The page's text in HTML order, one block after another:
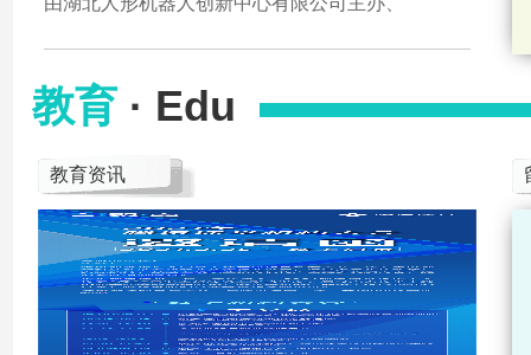
教育 · Edu
教育资讯